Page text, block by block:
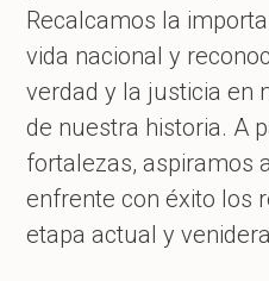
Recalcamos la
vida nacional y
verdad y la justicia en
de nuestra historia. A
fortalezas, aspiramos
enfrente con éxito los
etapa actual y